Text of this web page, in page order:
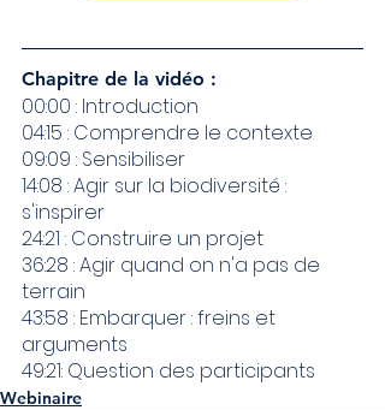
Chapitre de la vidéo :
00:00 : Introduction
04:15 : Comprendre le contexte
09:09 : Sensibiliser
14:08 : Agir sur la biodiversité :
s'inspirer
24:21 : Construire un projet
36:28 : Agir quand on n'a pas de
terrain
43:58 : Embarquer : freins et
arguments
49:21: Question des participants
Webinaire